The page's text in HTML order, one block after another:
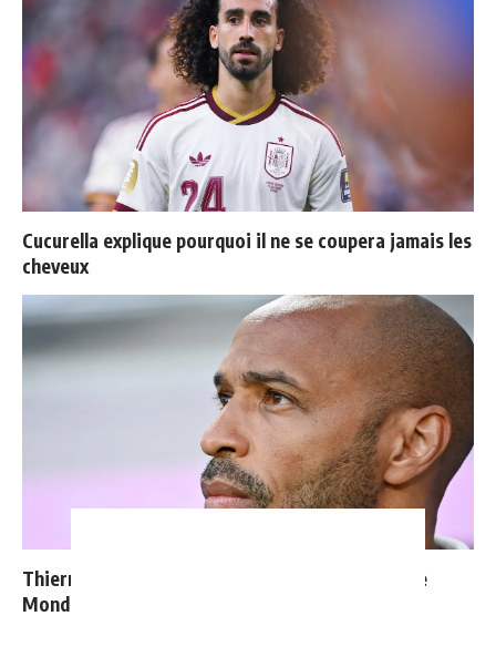
Cucurella explique pourquoi il ne se coupera jamais les
cheveux
Thierry Henry donne ses 3 grands favoris pour le
Mondial 2026